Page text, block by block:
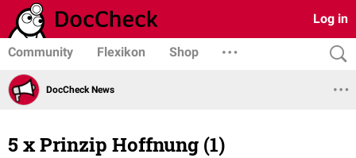
Log in
Community Flexikon Shop
DocCheck News
5 x Prinzip Hoffnung (1)